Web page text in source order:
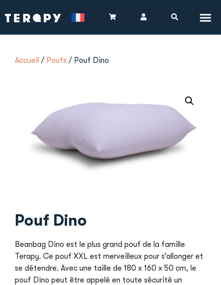
Accueil / Poufs / Pouf Dino
Pouf Dino
Beanbag Dino est le plus grand pouf de la famille
Terapy. Ce pouf XXL est merveilleux pour s’allonger et
se détendre. Avec une taille de 180 x 160 x 50 cm, le
pouf Dino peut être appelé en toute sécurité un